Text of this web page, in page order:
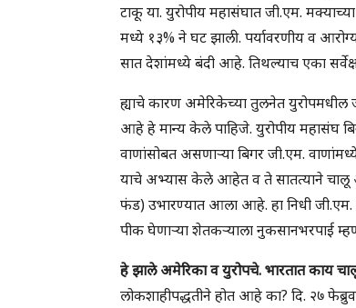
टाकू या. युरोपीय महासंघात जी.एम.
मध्ये १३% ने घट झाली. पर्यावरणीय व
सात देशांमध्ये बंदी आहे. तिथल्याच एका
ह्याचे कारण अमेरिकेच्या तुलनेत युरोपमधील
आहे हे मान्य केले पाहिजे. युरोपीय महासंघ
वाणांसोबत असणाऱ्या बिगर जी.एम.
याचे अभ्यास केले आहेत व ते सातत्याने चालू
फंड) उभारण्यात आला आहे. हा निधी जी.एम.
पीक घेणाऱ्या शेतकऱ्याला नुकसानभरपाई
हे झाले अमेरिका व युरोपचे. भारतात काय
लोकशाहीपद्धतीने होत आहे का? दि. २७